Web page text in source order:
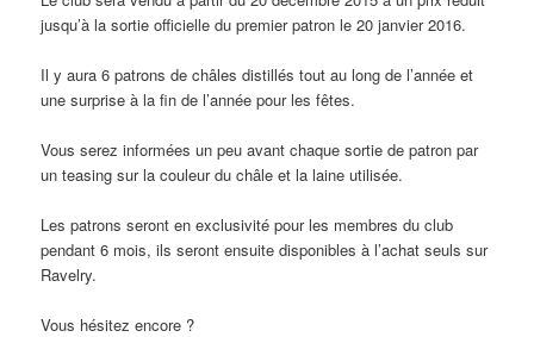
jusqu’à la sortie officielle du premier patron le 20 janvier 2016.
Il y aura 6 patrons de châles distillés tout au long de l’année et
une surprise à la fin de l’année pour les fêtes.
Vous serez informées un peu avant chaque sortie de patron par
un teasing sur la couleur du châle et la laine utilisée.
Les patrons seront en exclusivité pour les membres du club
pendant 6 mois, ils seront ensuite disponibles à l’achat seuls sur
Ravelry.
Vous hésitez encore ?